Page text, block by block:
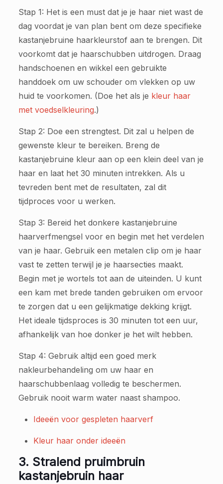
Stap 1: Het is een must dat je je haar niet wast de
dag voordat je van plan bent om deze specifieke
kastanjebruine haarkleurstof aan te brengen. Dit
voorkomt dat je haarschubben uitdrogen. Draag
handschoenen en wikkel een gebruikte
handdoek om uw schouder om vlekken op uw
huid te voorkomen. (Doe het als je kleur haar
met voedselkleuring.)
Stap 2: Doe een strengtest. Dit zal u helpen de
gewenste kleur te bereiken. Breng de
kastanjebruine kleur aan op een klein deel van je
haar en laat het 30 minuten intrekken. Als u
tevreden bent met de resultaten, zal dit
tijdproces voor u werken.
Stap 3: Bereid het donkere kastanjebruine
haarverfmengsel voor en begin met het verdelen
van je haar. Gebruik een metalen clip om je haar
vast te zetten terwijl je je haarsecties maakt.
Begin met je wortels tot aan de uiteinden. U kunt
een kam met brede tanden gebruiken om ervoor
te zorgen dat u een gelijkmatige dekking krijgt.
Het ideale tijdsproces is 30 minuten tot een uur,
afhankelijk van hoe donker je het wilt hebben.
Stap 4: Gebruik altijd een goed merk
nakleurbehandeling om uw haar en
haarschubbenlaag volledig te beschermen.
Gebruik nooit warm water naast shampoo.
Ideeën voor gespleten haarverf
Kleur haar onder ideeën
3. Stralend pruimbruin
kastanjebruin haar